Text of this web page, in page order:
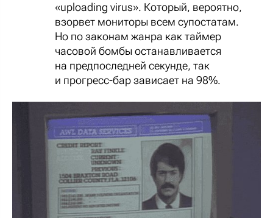
«uploading virus». Который, вероятно,
взорвет мониторы всем супостатам.
Но по законам жанра как таймер
часовой бомбы останавливается
на предпоследней секунде, так
и прогресс-бар зависает на 98%.